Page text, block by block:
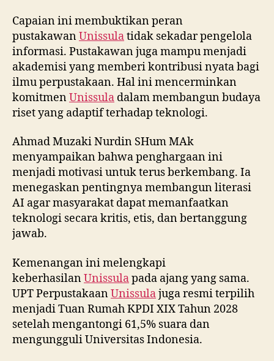
Capaian ini membuktikan peran
pustakawanUnissulatidak sekadar pengelola
informasi. Pustakawan juga mampu menjadi
akademisi yang memberi kontribusi nyata bagi
ilmu perpustakaan. Hal ini mencerminkan
komitmenUnissula dalam membangun budaya
riset yang adaptif terhadap teknologi.
Ahmad Muzaki Nurdin SHum MAk
menyampaikan bahwa penghargaan ini
menjadi motivasi untuk terus berkembang. Ia
menegaskan pentingnya membangun literasi
AI agar masyarakat dapat memanfaatkan
teknologi secara kritis, etis, dan bertanggung
jawab.
Kemenangan ini melengkapi
keberhasilanUnissulapada ajang yang sama.
UPT PerpustakaanUnissulajuga resmi terpilih
menjadi Tuan Rumah KPDI XIX Tahun 2028
setelah mengantongi 61,5% suara dan
mengungguli Universitas Indonesia.